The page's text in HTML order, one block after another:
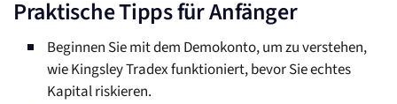
Praktische Tipps für Anfänger
Beginnen Sie mit dem Demokonto, um zu verstehen,
wie Kingsley Tradex funktioniert, bevor Sie echtes
Kapital riskieren.